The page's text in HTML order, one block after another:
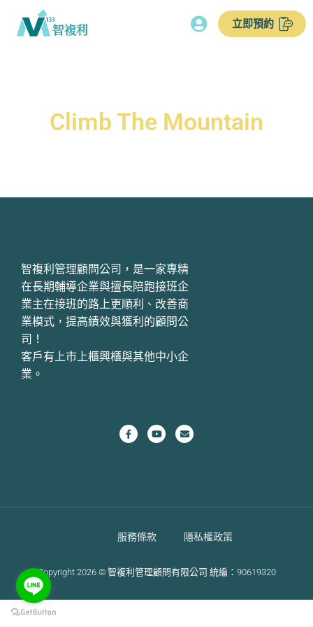
立即預約
Climb The Mountain
智複利管理顧問公司，是一家專精
在長期輔導企業與擅長陪跑接班企
業主在接班的路上更順利、改善商
業模式，提高績效與獲利的顧問公
司！
客戶有上市上櫃興櫃與其他中小企
業。
Copyright 2026 © 智複利管理顧問有限公司 統編：90619320
服務條款 隱私權政策